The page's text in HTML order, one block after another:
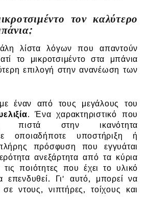
τον καλύτερο
λίστα λόγων που απαντούν
το μικροτσιμέντο στα μπάνια
επιλογή στην ανανέωση των
έναν από τους μεγάλους του
. Ένα χαρακτηριστικό που
πιστά στην ικανότητα
οποιαδήποτε υποστήριξη ή
πρόσφυση που εγγυάται
ανεξάρτητα από τα κύρια
τις ποιότητες που έχει το υλικό
επενδυθεί. Γι' αυτό, μπορεί να
ντους, νιπτήρες, τοίχους και